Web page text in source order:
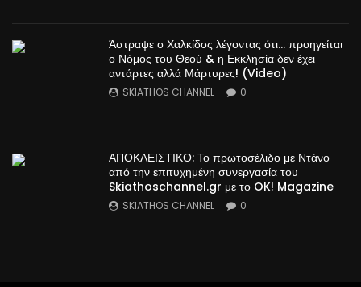
Άστραψε ο Χαλκίδος λέγοντας ότι… προηγείται
ο Νόμος του Θεού & η Εκκλησία δεν έχει
αντάρτες αλλά Μάρτυρες! (Video)
SKIATHOS CHANNEL 0
ΑΠΟΚΛΕΙΣΤΙΚΟ: Το πρωτοσέλιδο με Ντάνο
από την επιτυχημένη συνεργασία του
Skiathoschannel.gr με το OK! Magazine
SKIATHOS CHANNEL 0